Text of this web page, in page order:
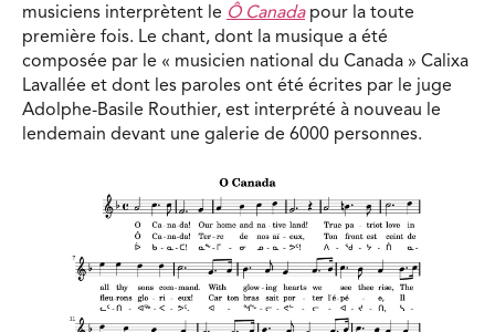
musiciens interprètent le Ô Canadapour la toute
première fois. Le chant, dont la musique a été
composée par le « musicien national du Canada » Calixa
Lavallée et dont les paroles ont été écrites par le juge
Adolphe-Basile Routhier, est interprété à nouveau le
lendemain devant une galerie de 6000 personnes.